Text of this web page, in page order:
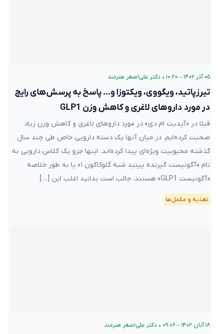
۰۵ آذر ۱۴۰۲ – ۱۰:۲۰ • دکتر علی‌اصغر هنرمند
تیرزپاتید، ویگووی، ویکتوزا و… پاسخ به پرسش‌های رایج
در مورد داروهای لاغری و کاهش وزن GLP1
قبلا در «آپدیت ام دی» در مورد داروهای لاغری و کاهش وزن زیاد
صحبت کرده‌ایم. در میان آنها یک دسته دارویی خاص طی چند سال
گذشته محبوبیت ویژه‌ای پیدا کرده‌اند. اینها جزو یک کلاس دارویی به
نام «آگونیست گیرنده پپتید شبه گلوکاگون ۱» یا به طور خلاصه
«آگونیست GLP1» هستند. جالب است بدانید اغلب این […]
تغذیه و مکمل‌ها
۱۸ آبان ۱۴۰۲ – ۰۹:۰۶ • دکتر علی‌اصغر هنرمند